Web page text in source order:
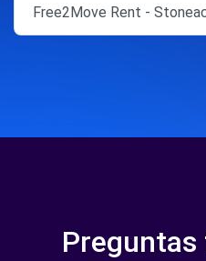
Free2Move Rent -